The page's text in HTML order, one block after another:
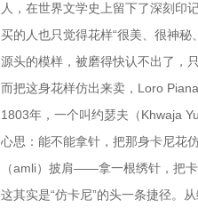
人，在世界文学史上留下了深刻印
买的人也只觉得花样“很美、很神秘
源头的模样，被磨得快认不出了，
而把这身花样仿出来卖，Loro
1803年，一个叫约瑟夫（Khwaja
心思：能不能拿针，把那身卡尼花
（amli）披肩——拿一根绣针，把
这其实是“仿卡尼”的头一条捷径。